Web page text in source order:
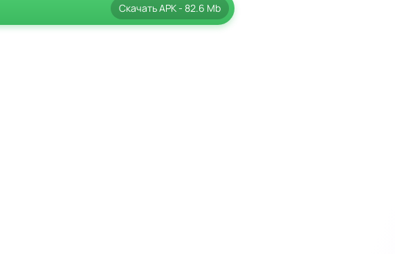
на арифметике, если это вам
сложности заданий, что делает
СкачатьAPK- 82.6 Mb